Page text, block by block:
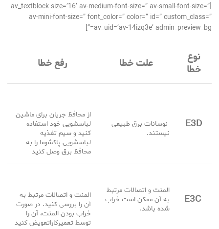
[av_textblock size=’16’ av-medium-font-size=” av-small-font-size=”
av-mini-font-size=” font_color=” color=” id=” custom_class=”
av_uid=’av-14izq3e’ admin_preview_bg=”]
نوع
خطا
علت خطا رفع خطا
E3D
نوسانات برق طبیعی
نیستند.
از محافظ جریان برای ماشین
لباسشویی خود استفاده
کنید و سیم تغذیه
لباسشویی پاکشوما را به
محافظ برق وصل کنید
E3C
المنت و اتصالات مرتبط
به آن ممکن است خراب
شده باشد.
المنت و اتصالات مرتبط به
آن را بررسی کنید. در صورت
خراب بودن المنت، آن را
توسط تعمیرکاراتعویض کنید